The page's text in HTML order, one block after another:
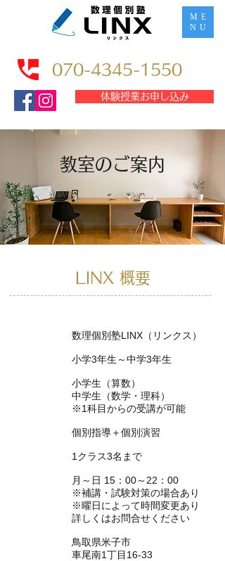
ME
NU
070-4345-1550
体験授業お申し込み
教室のご案内
LINX 概要
数理個別塾LINX（リンクス）
小学3年生～中学3年生
小学生（算数）
中学生（数学・理科）
※1科目からの受講が可能
個別指導＋個別演習
1クラス3名まで
月～日 15：00～22：00
※補講・試験対策の場合あり
※曜日によって時間変更あり
詳しくはお問合せください
鳥取県米子市
車尾南1丁目16‐33